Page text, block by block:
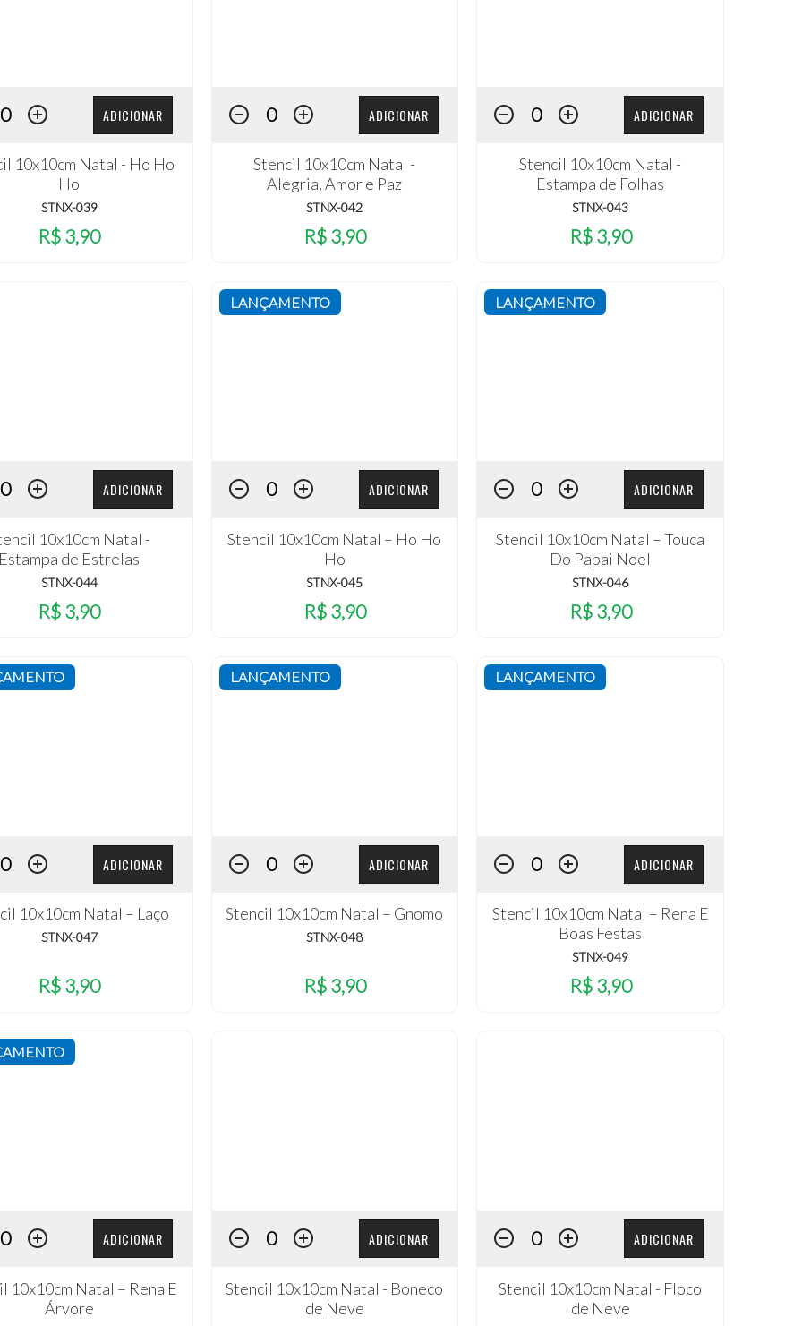
ADICIONAR
10x10cm Natal - Ho Ho
Ho
STNX-039
R$ 3,90
ADICIONAR
Stencil 10x10cm Natal -
Alegria, Amor e Paz
STNX-042
R$ 3,90
ADICIONAR
Stencil 10x10cm Natal -
Estampa de Folhas
STNX-043
R$ 3,90
ADICIONAR
10x10cm Natal -
de Estrelas
STNX-044
R$ 3,90
LANÇAMENTO
ADICIONAR
Stencil 10x10cm Natal – Ho Ho
Ho
STNX-045
R$ 3,90
LANÇAMENTO
ADICIONAR
Stencil 10x10cm Natal – Touca
Do Papai Noel
STNX-046
R$ 3,90
ADICIONAR
10x10cm Natal – Laço
STNX-047
R$ 3,90
LANÇAMENTO
ADICIONAR
Stencil 10x10cm Natal – Gnomo
STNX-048
R$ 3,90
LANÇAMENTO
ADICIONAR
Stencil 10x10cm Natal – Rena E
Boas Festas
STNX-049
R$ 3,90
ADICIONAR
10x10cm Natal – Rena E
Árvore
ADICIONAR
Stencil 10x10cm Natal - Boneco
de Neve
ADICIONAR
Stencil 10x10cm Natal - Floco
de Neve